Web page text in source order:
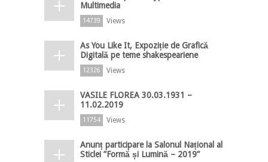
Multimedia
14739 Views
As You Like It, Expoziție de Grafică
Digitală pe teme shakespeariene
12326 Views
VASILE FLOREA 30.03.1931 –
11.02.2019
11754 Views
Anunț participare la Salonul Național al
Sticlei ”Formă și Lumină – 2019”